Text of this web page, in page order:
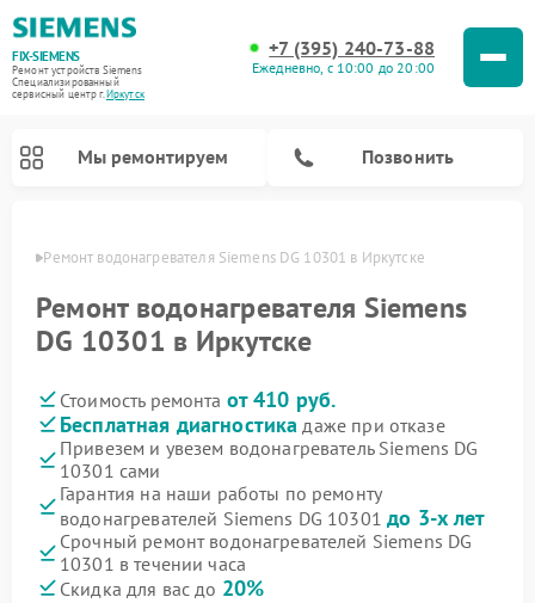
FIX-SIEMENS
Ремонт устройств Siemens
Специализированный
cервисный центр г.Иркутск
+7 (395) 240-73-88
Ежедневно, с 10:00 до 20:00
Мы ремонтируем Позвонить
Ремонт водонагревателя Siemens DG 10301 в Иркутске
Ремонт водонагревателя Siemens
DG 10301 в Иркутске
Стоимость ремонта от 410 руб.
Бесплатная диагностика даже при отказе
Привезем и увезем водонагреватель Siemens DG
10301 сами
Гарантия на наши работы по ремонту
водонагревателей Siemens DG 10301до 3-х лет
Срочный ремонт водонагревателей Siemens DG
10301 в течении часа
Скидка для вас до 20%